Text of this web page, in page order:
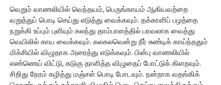
வெறும் வாணலியில் வெந்தயம், பெருங்காயம் ஆகியவற்றை
வறுத்துப் பொடி செய்து எடுத்து வைக்கவும். தக்காளிப் பழத்தை
நறுக்கி உப்பும் புளியும் கலந்து தாம்பாளத்தில் பரவலாக வைத்து
வெயிலில் காய வைக்கவும். கலகலவென்று நீர் சுண்டிக் காய்ந்ததும்
மிக்சியில் விழுதாக அரைத்து எடுக்கவும். பின்பு வாணலியில்
எண்ணெய் விட்டு, கடுகு தாளித்த விழுதைப் போட்டுக் கிளறவும்.
சிறிது நேரம் கழித்து மஞ்சள் பொடி போடவும். நன்றாக வதங்கிக்